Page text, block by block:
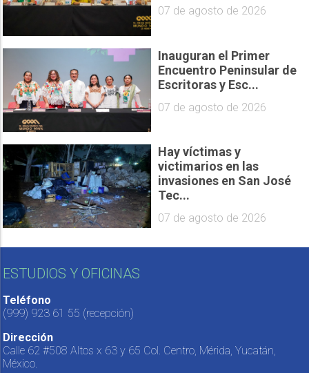
07 de agosto de 2026
Inauguran el Primer
Encuentro Peninsular de
Escritoras y Esc...
07 de agosto de 2026
Hay víctimas y
victimarios en las
invasiones en San José
Tec...
07 de agosto de 2026
ESTUDIOS Y OFICINAS
Teléfono
(999) 923 61 55 (recepción)
Dirección
Calle 62 #508 Altos x 63 y 65 Col. Centro, Mérida, Yucatán,
México.